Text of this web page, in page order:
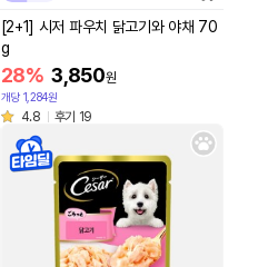
[2+1] 시저 파우치 닭고기와 야채 70
g
28% 3,850원
개당 1,284원
4.8 후기 19